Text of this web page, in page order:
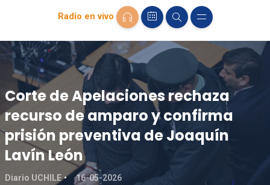
Radio en vivo
Corte de Apelaciones rechaza
recurso de amparo y confirma
prisión preventiva de Joaquín
Lavín León
Diario UCHILE 16-05-2026